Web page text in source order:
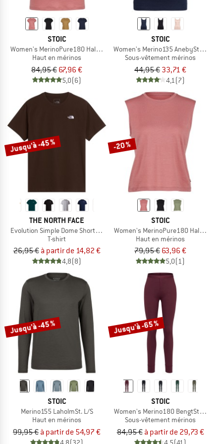
STOIC
Women's MerinoPure180 HaldenSt. T-Shirt
Haut en mérinos
84,95 € 67,96 €
5,0(6)
STOIC
Women's Merino135 AnebySt. Tank
Sous-vêtement mérinos
44,95 € 33,71 €
4,1 (7)
Jusqu'à -45 %
THE NORTH FACE
Evolution Simple Dome Short Sleeve
T-shirt
26,95 € à partir de 14,82 €
4,8(8)
-20 %
STOIC
Women's MerinoPure180 HaldenSt.
Haut en mérinos
79,95 € 63,96 €
5,0(1)
Jusqu'à -45 %
STOIC
Merino155 LaholmSt. L/S
Haut en mérinos
99,95 € à partir de 54,97 €
Jusqu'à -65 %
STOIC
Women's Merino180 BengtSt. Long
Sous-vêtement mérinos
84,95 € à partir de 29,73 €